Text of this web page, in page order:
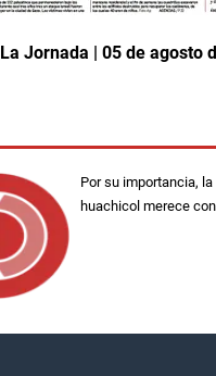
La Jornada | 05 de agosto
Por su importancia,
huachicol merece